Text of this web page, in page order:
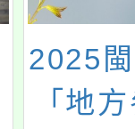
2025
「地